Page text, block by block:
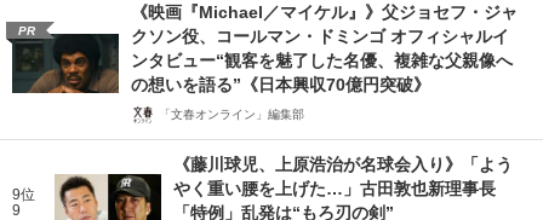
PR
《映画『Michael／マイケル』》父ジョセフ・ジャ
クソン役、コールマン・ドミンゴ オフィシャルイ
ンタビュー“観客を魅了した名優、複雑な父親像へ
の想いを語る”《日本興収70億円突破》
「文春オンライン」編集部
9位
9
《藤川球児、上原浩治が名球会入り》「よう
やく重い腰を上げた…」古田敦也新理事長
「特例」乱発は“もろ刃の剣”